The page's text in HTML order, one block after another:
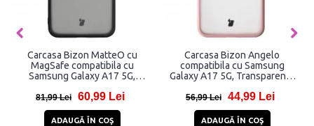
Carcasa Bizon MatteO cu
MagSafe compatibila cu
Samsung Galaxy A17 5G,
81,99 Lei 60,99 Lei
ADAUGĂ ÎN COŞ
Carcasa Bizon Angelo
compatibila cu Samsung
Galaxy A17 5G, Transparent
56,99 Lei 44,99 Lei
ADAUGĂ ÎN COŞ